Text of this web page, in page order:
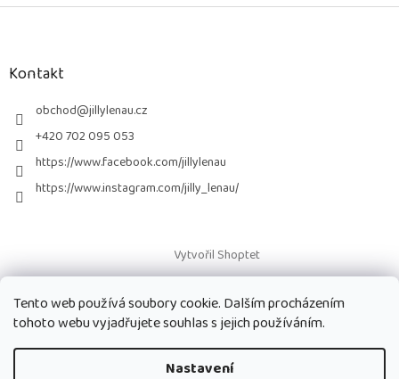
Tento web používá soubory cookie. Dalším procházením
tohoto webu vyjadřujete souhlas s jejich používáním.
Nastavení
Z
Kontakt
obchod@jillylenau.cz
+420 702 095 053
https://www.facebook.com/jillylenau
https://www.instagram.com/jilly_lenau/
Vytvořil Shoptet
Copyright 2026Paruky Jilly Lenau s.r.o.. Všechna práva vyhrazena.